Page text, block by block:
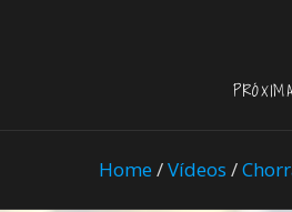
Home/Vídeos /